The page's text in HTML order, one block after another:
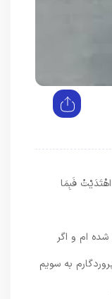
فَبِمَا
ام و اگر
به سويم